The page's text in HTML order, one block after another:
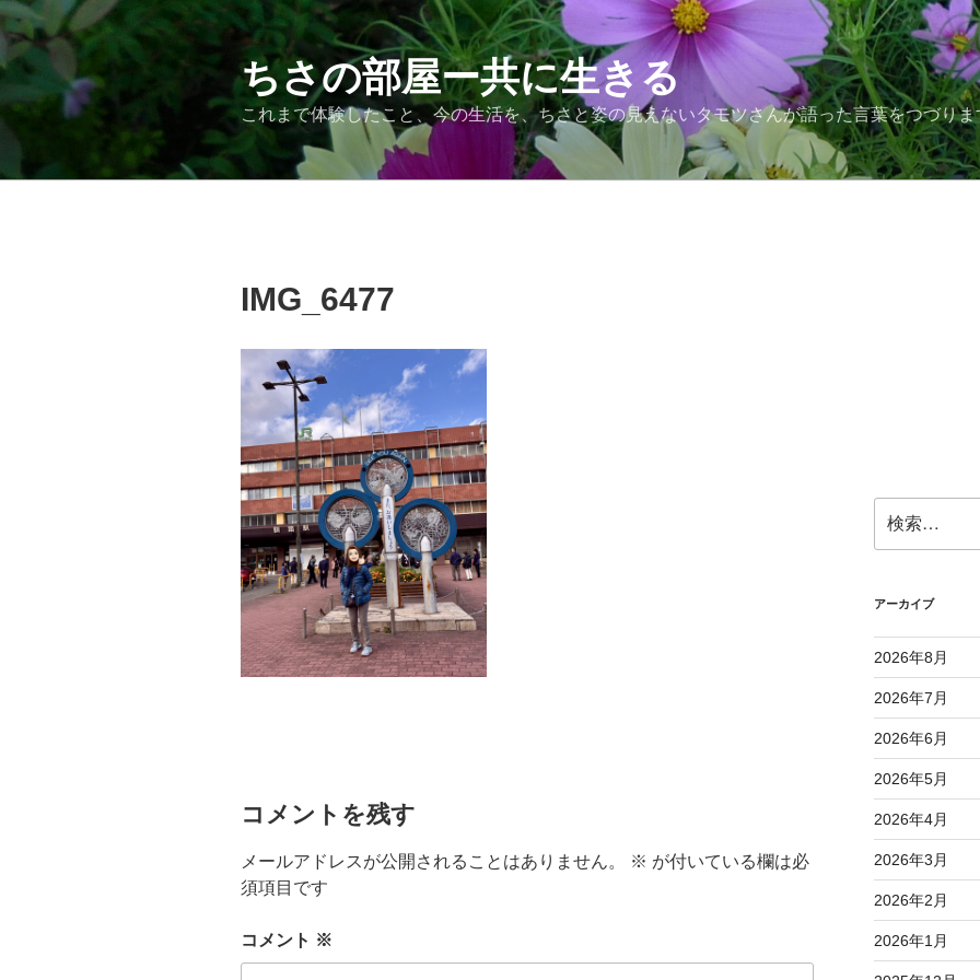
コ
ン
テ
ツ
ちさの部屋ー共に生きる
これまで体験したこと、今の生活を、ちさと姿の見えないタモツさんが語った言葉をつづりま
IMG_6477
コメントを残す
メールアドレスが公開されることはありません。 ※ が付いている欄は必
須項目です
コメント ※
索:
アーカイブ
2026年8月
2026年7月
2026年6月
2026年5月
2026年4月
2026年3月
2026年2月
2026年1月